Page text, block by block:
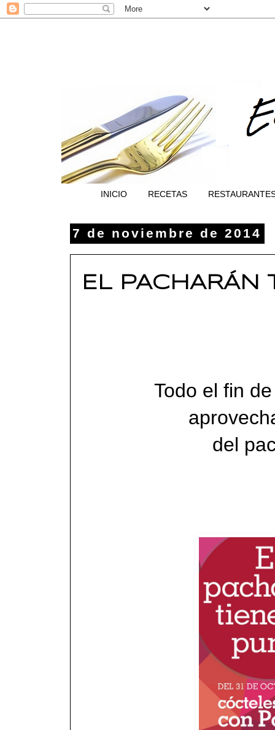
INICIO RECETAS
7 de noviembre de 2014
EL PACHARÁN
Todo el fin
del